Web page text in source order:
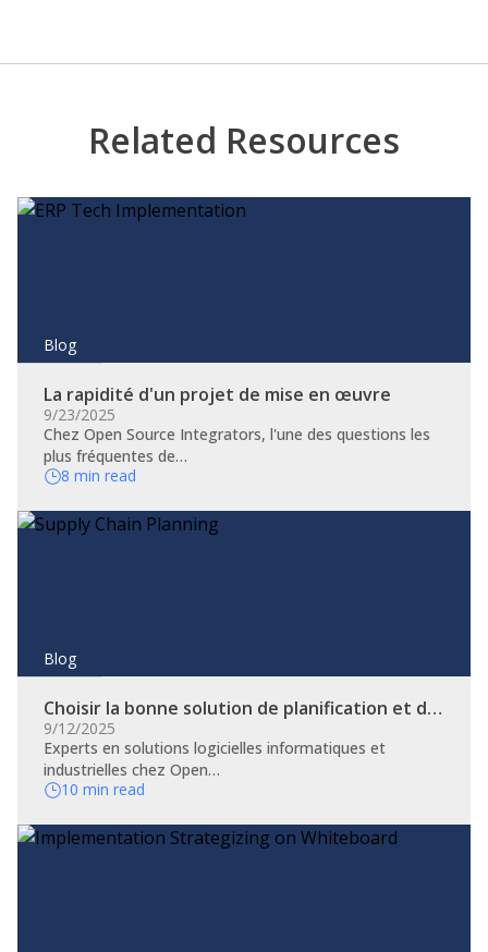
Related Resources
Blog
La rapidité d'un projet de mise en œuvre
9/23/2025
Chez Open Source Integrators, l'une des questions les
plus fréquentes de…
8 min read
Blog
Choisir la bonne solution de planification et d…
9/12/2025
Experts en solutions logicielles informatiques et
industrielles chez Open…
10 min read